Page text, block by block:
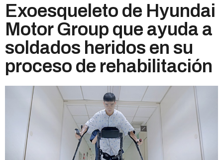
Exoesqueleto de Hyundai
Motor Group que ayuda a
soldados heridos en su
proceso de rehabilitación